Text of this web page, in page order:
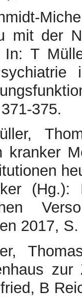
mit der
T
375.
kranker
(Hg.):
2017,
B